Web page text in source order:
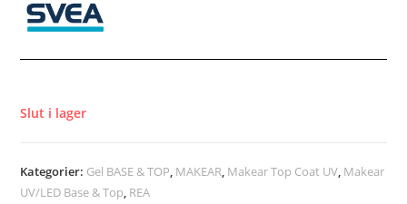
Slut i lager
Kategorier: Gel BASE & TOP, MAKEAR, Makear Top Coat UV, Makear
UV/LED Base & Top, REA